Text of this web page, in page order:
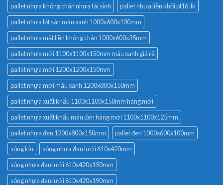
pallet nhựa không chân nhựa tái sinh
pallet nhựa liền khối pl16-lk
pallet nhựa lót sàn màu xanh 1000x600x100mm
pallet nhựa mặt liền không chân 1000x600x35mm
pallet nhựa mới 1100x1100x150mm màu xanh giá rẻ
pallet nhựa mới 1200x1200x150mm
pallet nhựa mới màu xanh 1200x800x150mm
pallet nhựa xuất khẩu 1100x1100x150mm hàng mới
pallet nhựa xuất khẩu màu đen hàng mới 1100x1100x125mm
pallet nhựa đen 1200x800x150mm
pallet đen 1000x600x100mm
sóng kín
sóng nhựa đan lưới 610x420mm
sóng nhựa đan lưới 610x420x150mm
sóng nhựa đan lưới 610x420x190mm